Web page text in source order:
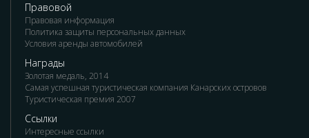
Правовой
Правовая информация
Политика защиты персональных данных
Условия аренды автомобилей
Награды
Золотая медаль, 2014
Самая успешная туристическая компания Канарских островов
Туристическая премия 2007
Ссылки
Интересные ссылки